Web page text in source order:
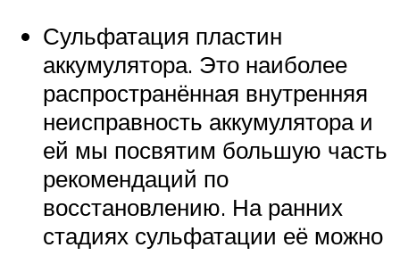
Сульфатация пластин
аккумулятора. Это наиболее
распространённая внутренняя
неисправность аккумулятора и
ей мы посвятим большую часть
рекомендаций по
восстановлению. На ранних
стадиях сульфатации её можно